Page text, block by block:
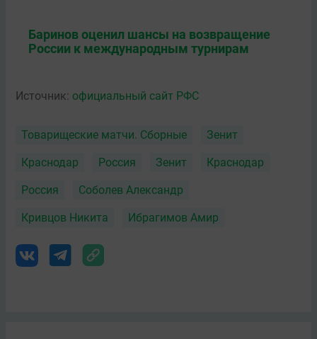
Баринов оценил шансы на возвращение
России к международным турнирам
Источник: официальный сайт РФС
Товарищеские матчи. Сборные Зенит
Краснодар Россия Зенит Краснодар
Россия Соболев Александр
Кривцов Никита Ибрагимов Амир